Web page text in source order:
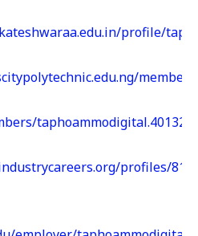
profile/
taphoammodigital.40132/
profiles/